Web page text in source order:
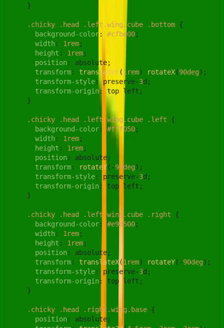
    }
.chicky .head .left .wing .cube .bottom {
background-color: #cfbe00;
width: 1rem;
height : 1rem;
position: absolute;
transform: translateY(1rem) rotateX(90deg);
transform-style: preserve-3d;
transform-origin: top left;
    }
.chicky .head .left .wing .cube .left {
background-color: #fff050;
width: 1rem;
height : 1rem;
position: absolute;
transform: rotateY(-90deg);
transform-style: preserve-3d;
transform-origin: top left;
    }
.chicky .head .left .wing .cube .right {
background-color: #e9d500;
width: 1rem;
height : 1rem;
position: absolute;
transform: translateX( 1rem) rotateY(-90deg);
transform-style: preserve-3d;
transform-origin: top left;
    }
.chicky .head .right .wing.base {
position: absolute;